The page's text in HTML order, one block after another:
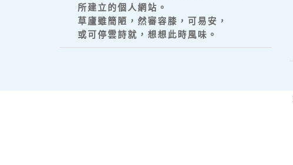
所建立的個人網站。
草廬雖簡陋，然審容膝，可易安，
或可停雲詩就，想想此時風味。